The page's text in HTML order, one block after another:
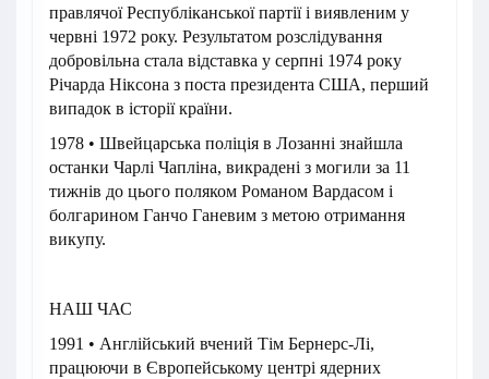
правлячої Республіканської партії і виявленим у
червні 1972 року. Результатом розслідування
добровільна стала відставка у серпні 1974 року
Річарда Ніксона з поста президента США, перший
випадок в історії країни.
1978 • Швейцарська поліція в Лозанні знайшла
останки Чарлі Чапліна, викрадені з могили за 11
тижнів до цього поляком Романом Вардасом і
болгарином Ганчо Ганевим з метою отримання
викупу.
НАШ ЧАС
1991 • Англійський вчений Тім Бернерс-Лі,
пpацюючи в Європейському центрі ядерних